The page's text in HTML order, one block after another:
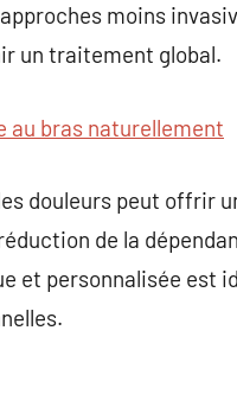
moins
un traitement global.
au bras naturellement
douleurs peut offrir
de la
et personnalisée est